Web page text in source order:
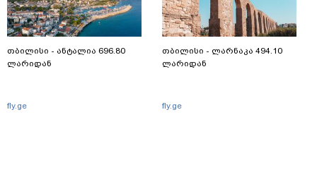
თბილისი - ანტალია 696.80
ლარიდან
fly.ge
თბილისი - ლარნაკა 494.10
ლარიდან
fly.ge